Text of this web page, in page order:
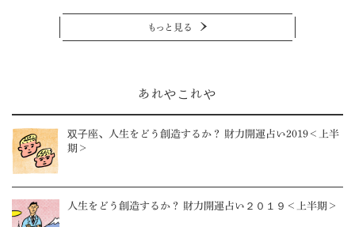
もっと見る
あれやこれや
双子座、人生をどう創造するか？ 財力開運占い2019＜上半
期＞
人生をどう創造するか？ 財力開運占い２０１９＜上半期＞